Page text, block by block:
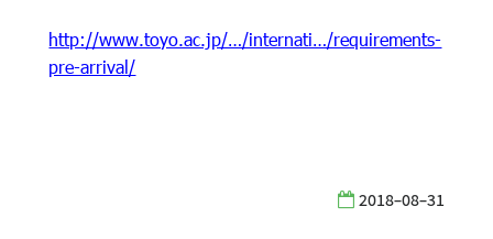
http://www.toyo.ac.jp/…/internati…/requirements-
pre-arrival/
2018-08-31